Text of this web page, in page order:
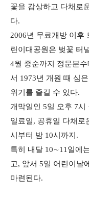
꽃을 감상하고 다채로
다.
2006년 무료개방 이후
린이대공원은 벚꽃 터
4월 중순까지 정문분
서 1973년 개원 때 심
위기를 즐길 수 있다.
개막일인 5일 오후 7
일료일, 공휴일 다채로
시부터 밤 10시까지.
특히 내달 10∼11일에
고, 앞서 5일 어린이날
마련된다.